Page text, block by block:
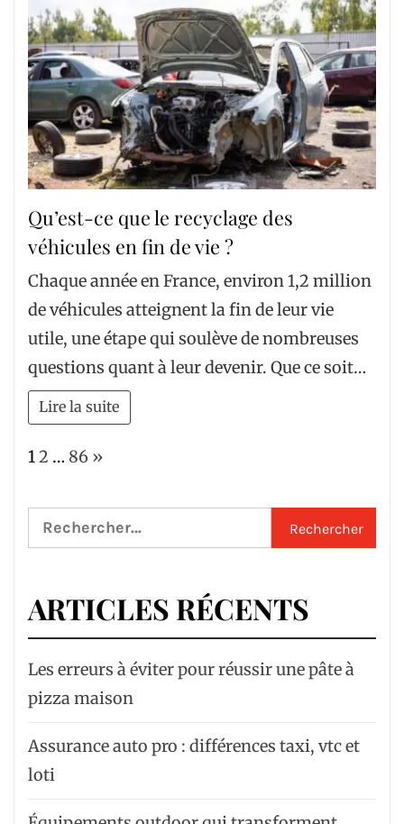
Qu’est-ce que le recyclage des
véhicules en fin de vie ?
Chaque année en France, environ 1,2 million
de véhicules atteignent la fin de leur vie
utile, une étape qui soulève de nombreuses
questions quant à leur devenir. Que ce soit…
Lire la suite
Page:
1 2 … 86 Next
»
Rechercher :
ARTICLES RÉCENTS
Les erreurs à éviter pour réussir une pâte à
pizza maison
Assurance auto pro : différences taxi, vtc et
loti